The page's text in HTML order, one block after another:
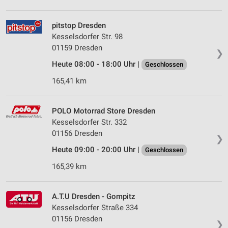
❯
pitstop Dresden
Kesselsdorfer Str. 98
01159 Dresden
Heute 08:00 - 18:00 Uhr |
Geschlossen
165,41 km
❯
POLO Motorrad Store Dresden
Kesselsdorfer Str. 332
01156 Dresden
Heute 09:00 - 20:00 Uhr |
Geschlossen
165,39 km
❯
A.T.U Dresden - Gompitz
Kesselsdorfer Straße 334
01156 Dresden
Erstellung von Profilen zur Personalisierung
von Inhalten
Verwendung von Profilen zur Auswahl
personalisierter Inhalte
Messung der Werbeleistung
Messung der Performance von Inhalten
Analyse von Zielgruppen durch Statistiken oder
Kombinationen von Daten aus verschiedenen
Entwicklung und Verbesserung der Angebote
Inhalten
IAB-Besonderheiten: